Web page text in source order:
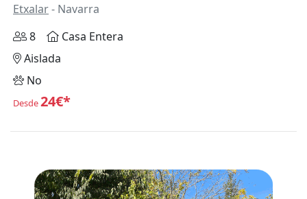
Etxalar- Navarra
8
Casa Entera
Aislada
No
Desde24€*